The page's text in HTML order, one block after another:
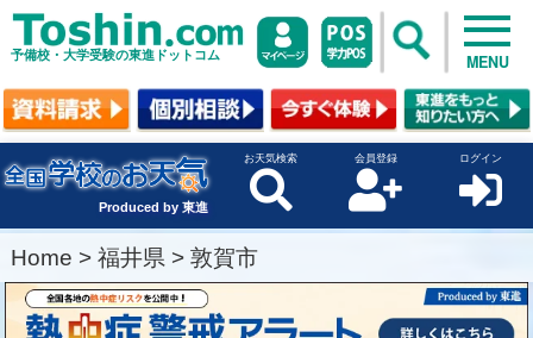
予備校・大学受験の東進ドットコム MENU
Produced by 東進
お天気検索 会員登録 ログイン
Home > 福井県 > 敦賀市